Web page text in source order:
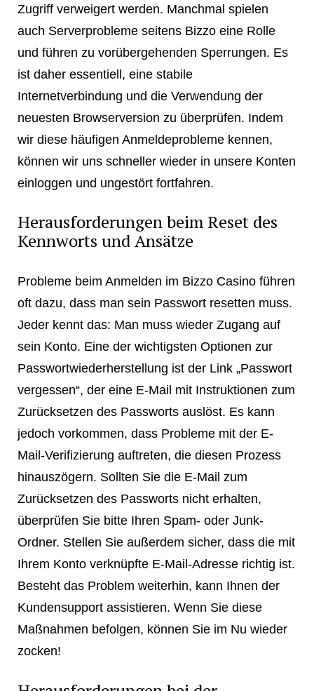
Zugriff verweigert werden. Manchmal spielen
auch Serverprobleme seitens Bizzo eine Rolle
und führen zu vorübergehenden Sperrungen. Es
ist daher essentiell, eine stabile
Internetverbindung und die Verwendung der
neuesten Browserversion zu überprüfen. Indem
wir diese häufigen Anmeldeprobleme kennen,
können wir uns schneller wieder in unsere Konten
einloggen und ungestört fortfahren.
Herausforderungen beim Reset des
Kennworts und Ansätze
Probleme beim Anmelden im Bizzo Casino führen
oft dazu, dass man sein Passwort resetten muss.
Jeder kennt das: Man muss wieder Zugang auf
sein Konto. Eine der wichtigsten Optionen zur
Passwortwiederherstellung ist der Link „Passwort
vergessen“, der eine E-Mail mit Instruktionen zum
Zurücksetzen des Passworts auslöst. Es kann
jedoch vorkommen, dass Probleme mit der E-
Mail-Verifizierung auftreten, die diesen Prozess
hinauszögern. Sollten Sie die E-Mail zum
Zurücksetzen des Passworts nicht erhalten,
überprüfen Sie bitte Ihren Spam- oder Junk-
Ordner. Stellen Sie außerdem sicher, dass die mit
Ihrem Konto verknüpfte E-Mail-Adresse richtig ist.
Besteht das Problem weiterhin, kann Ihnen der
Kundensupport assistieren. Wenn Sie diese
Maßnahmen befolgen, können Sie im Nu wieder
zocken!